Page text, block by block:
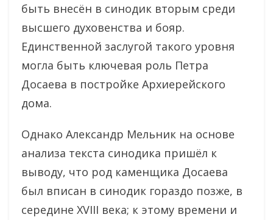
быть внесён в синодик вторым среди
высшего духовенства и бояр.
Единственной заслугой такого уровня
могла быть ключевая роль Петра
Досаева в постройке Архиерейского
дома.
Однако Александр Мельник на основе
анализа текста синодика пришёл к
выводу, что род каменщика Досаева
был вписан в синодик гораздо позже, в
середине XVIII века; к этому времени и